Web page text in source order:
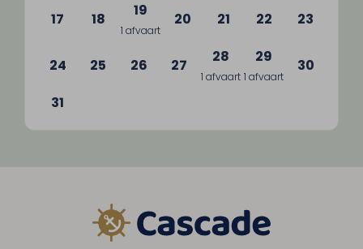
17 18 19
1 afvaart
20 21 22 23
24 25 26 27 28
1 afvaart
29
1 afvaart
30
31